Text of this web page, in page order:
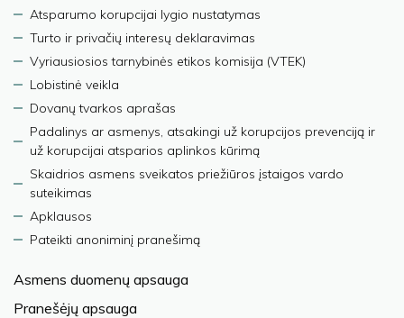
Atsparumo korupcijai lygio nustatymas
Turto ir privačių interesų deklaravimas
Vyriausiosios tarnybinės etikos komisija (VTEK)
Lobistinė veikla
Dovanų tvarkos aprašas
Padalinys ar asmenys, atsakingi už korupcijos prevenciją ir
už korupcijai atsparios aplinkos kūrimą
Skaidrios asmens sveikatos priežiūros įstaigos vardo
suteikimas
Apklausos
Pateikti anoniminį pranešimą
Asmens duomenų apsauga
Pranešėjų apsauga